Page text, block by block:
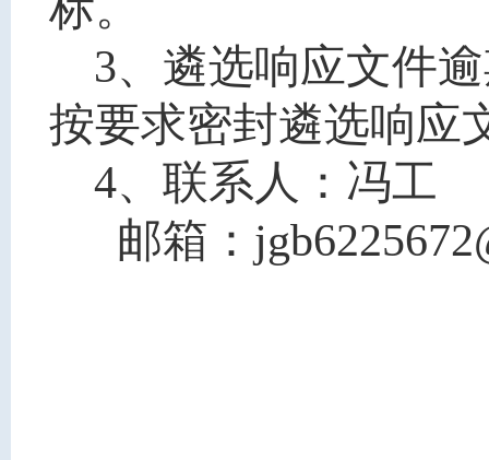
3、遴选响应文件
按要求密封遴选响应
4、联系人： 冯工
邮箱：